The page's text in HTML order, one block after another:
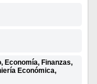
Economía, Finanzas,
Económica,